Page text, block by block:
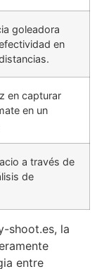
goleadora
en
en capturar
en un
a través de
de
shoot.es, la
entre